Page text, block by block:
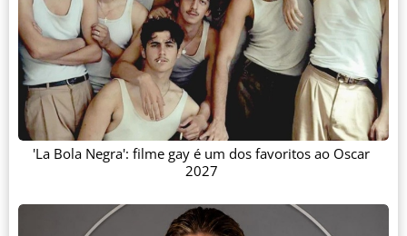
'La Bola Negra': filme gay é um dos favoritos ao Oscar
2027